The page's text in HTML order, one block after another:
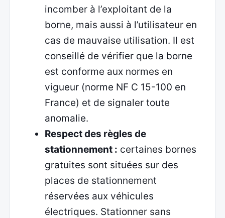
incomber à l’exploitant de la
borne, mais aussi à l’utilisateur en
cas de mauvaise utilisation. Il est
conseillé de vérifier que la borne
est conforme aux normes en
vigueur (norme NF C 15-100 en
France) et de signaler toute
anomalie.
Respect des règles de
stationnement : certaines bornes
gratuites sont situées sur des
places de stationnement
réservées aux véhicules
électriques. Stationner sans